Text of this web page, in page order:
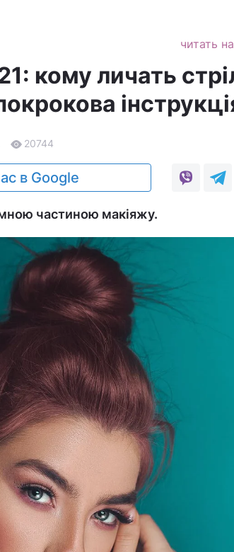
читать
кому личать
20744
в Google
частиною макіяжу.